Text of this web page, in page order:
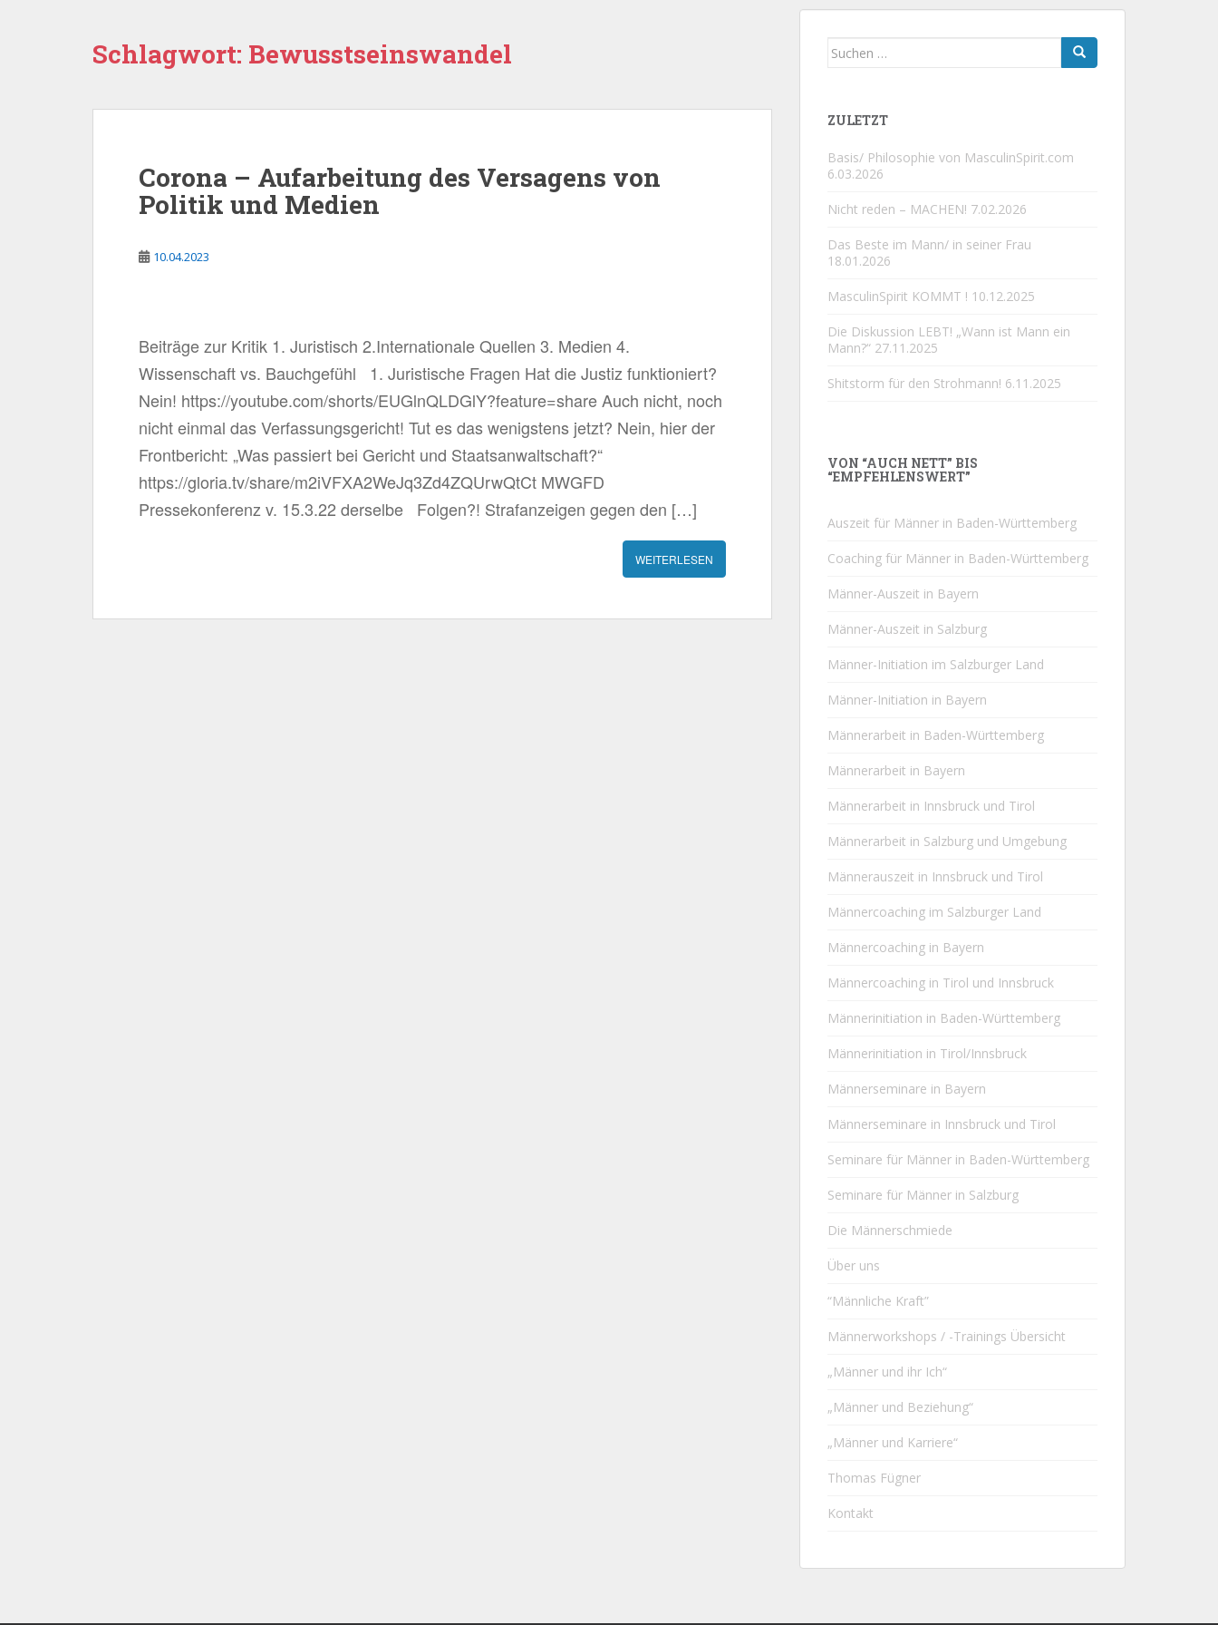
Schlagwort: Bewusstseinswandel
Corona – Aufarbeitung des Versagens von
Politik und Medien
10.04.2023
Beiträge zur Kritik 1. Juristisch 2.Internationale Quellen 3. Medien 4.
Wissenschaft vs. Bauchgefühl 1. Juristische Fragen Hat die Justiz funktioniert?
Nein! https://youtube.com/shorts/EUGlnQLDGlY?feature=share Auch nicht, noch
nicht einmal das Verfassungsgericht! Tut es das wenigstens jetzt? Nein, hier der
Frontbericht: „Was passiert bei Gericht und Staatsanwaltschaft?“
https://gloria.tv/share/m2iVFXA2WeJq3Zd4ZQUrwQtCt MWGFD
Pressekonferenz v. 15.3.22 derselbe Folgen?! Strafanzeigen gegen den […]
WEITERLESEN
Suchen
ZULETZT
Basis/ Philosophie von MasculinSpirit.com
6.03.2026
Nicht reden – MACHEN! 7.02.2026
Das Beste im Mann/ in seiner Frau
18.01.2026
MasculinSpirit KOMMT ! 10.12.2025
Die Diskussion LEBT! „Wann ist Mann ein
Mann?“ 27.11.2025
Shitstorm für den Strohmann! 6.11.2025
VON “AUCH NETT” BIS
“EMPFEHLENSWERT”
Auszeit für Männer in Baden-Württemberg
Coaching für Männer in Baden-Württemberg
Männer-Auszeit in Bayern
Männer-Auszeit in Salzburg
Männer-Initiation im Salzburger Land
Männer-Initiation in Bayern
Männerarbeit in Baden-Württemberg
Männerarbeit in Bayern
Männerarbeit in Innsbruck und Tirol
Männerarbeit in Salzburg und Umgebung
Männerauszeit in Innsbruck und Tirol
Männercoaching im Salzburger Land
Männercoaching in Bayern
Männercoaching in Tirol und Innsbruck
Männerinitiation in Baden-Württemberg
Männerinitiation in Tirol/Innsbruck
Männerseminare in Bayern
Männerseminare in Innsbruck und Tirol
Seminare für Männer in Baden-Württemberg
Seminare für Männer in Salzburg
Die Männerschmiede
Über uns
“Männliche Kraft”
Männerworkshops / -Trainings Übersicht
„Männer und ihr Ich“
„Männer und Beziehung“
„Männer und Karriere“
Thomas Fügner
Kontakt